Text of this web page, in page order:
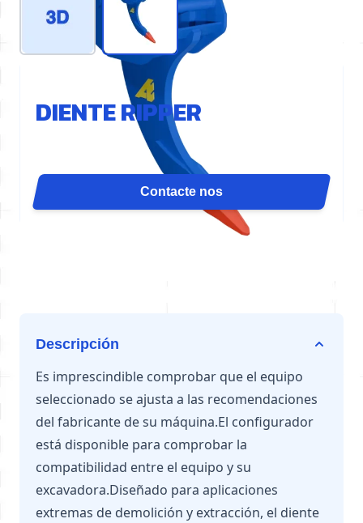
DIENTE RIPPER
El diente desgarrador D05 concentra la fuerza del
cilindro en un solo punto para una máxima
penetración. Es ideal para demolición de losas,
ranurado, desgarramiento de canteras o arranque de
raíces. Disponible para excavadoras de 0,8 a 3,5
Contacte nos
Descripción
Es imprescindible comprobar que el equipo
seleccionado se ajusta a las recomendaciones
del fabricante de su máquina.El configurador
está disponible para comprobar la
compatibilidad entre el equipo y su
excavadora.Diseñado para aplicaciones
extremas de demolición y extracción, el diente